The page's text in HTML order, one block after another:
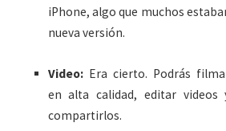
iPhone, algo que muchos
nueva versión.
Video: Era cierto. Podrás
en alta calidad, editar videos
compartirlos.